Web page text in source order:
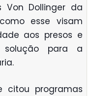
Von Dollinger da
esse visam
aos presos e
para a
citou programas